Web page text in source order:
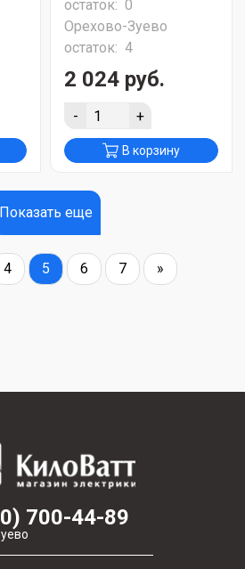
остаток: 0
Орехово-Зуево
остаток: 4
2 024 руб.
- +
В корзину
Показать еще
4 5 6 7 »
700-44-89